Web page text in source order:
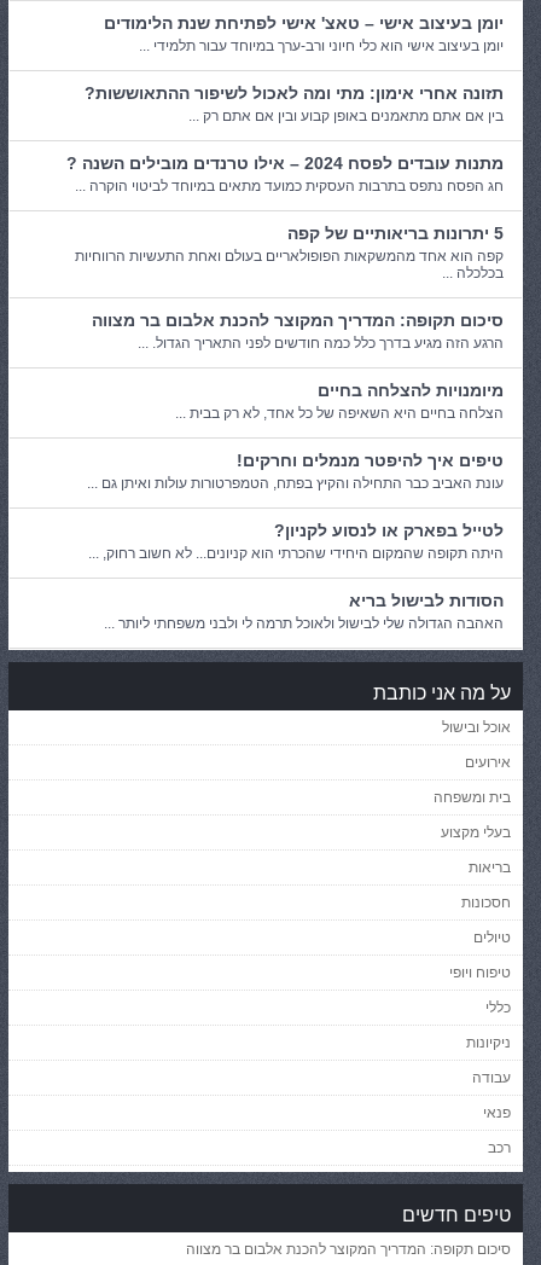
יומן בעיצוב אישי – טאצ' אישי לפתיחת שנת הלימודים
יומן בעיצוב אישי הוא כלי חיוני ורב-ערך במיוחד עבור תלמידי ...
תזונה אחרי אימון: מתי ומה לאכול לשיפור ההתאוששות?
בין אם אתם מתאמנים באופן קבוע ובין אם אתם רק ...
מתנות עובדים לפסח 2024 – אילו טרנדים מובילים השנה ?
חג הפסח נתפס בתרבות העסקית כמועד מתאים במיוחד לביטוי הוקרה ...
5 יתרונות בריאותיים של קפה
קפה הוא אחד מהמשקאות הפופולאריים בעולם ואחת התעשיות הרווחיות
בכלכלה ...
סיכום תקופה: המדריך המקוצר להכנת אלבום בר מצווה
הרגע הזה מגיע בדרך כלל כמה חודשים לפני התאריך הגדול. ...
מיומנויות להצלחה בחיים
הצלחה בחיים היא השאיפה של כל אחד, לא רק בבית ...
טיפים איך להיפטר מנמלים וחרקים!
עונת האביב כבר התחילה והקיץ בפתח, הטמפרטורות עולות ואיתן גם ...
לטייל בפארק או לנסוע לקניון?
היתה תקופה שהמקום היחידי שהכרתי הוא קניונים... לא חשוב רחוק, ...
הסודות לבישול בריא
האהבה הגדולה שלי לבישול ולאוכל תרמה לי ולבני משפחתי ליותר ...
על מה אני כותבת
אוכל ובישול
אירועים
בית ומשפחה
בעלי מקצוע
בריאות
חסכונות
טיולים
טיפוח ויופי
כללי
ניקיונות
עבודה
פנאי
רכב
טיפים חדשים
סיכום תקופה: המדריך המקוצר להכנת אלבום בר מצווה